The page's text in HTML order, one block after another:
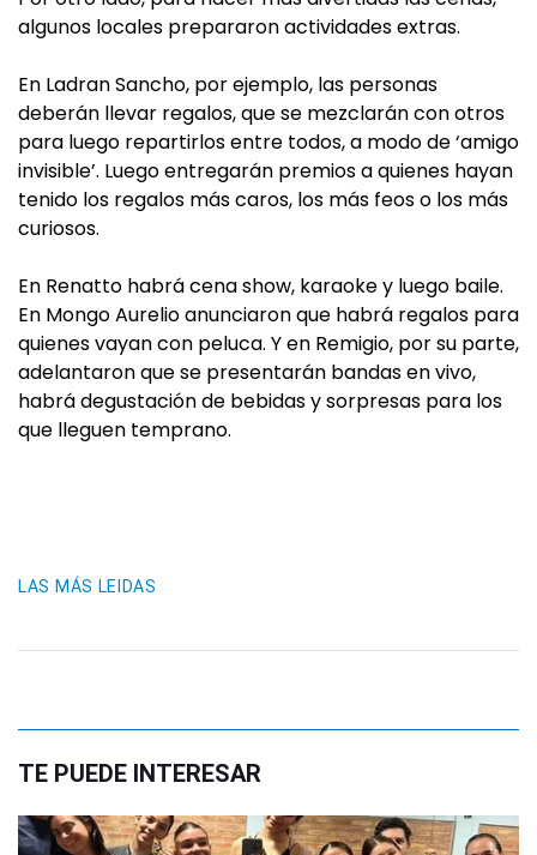
algunos locales prepararon actividades extras.
En Ladran Sancho, por ejemplo, las personas
deberán llevar regalos, que se mezclarán con otros
para luego repartirlos entre todos, a modo de ‘amigo
invisible’. Luego entregarán premios a quienes hayan
tenido los regalos más caros, los más feos o los más
curiosos.
En Renatto habrá cena show, karaoke y luego baile.
En Mongo Aurelio anunciaron que habrá regalos para
quienes vayan con peluca. Y en Remigio, por su parte,
adelantaron que se presentarán bandas en vivo,
habrá degustación de bebidas y sorpresas para los
que lleguen temprano.
LAS MÁS LEIDAS
TE PUEDE INTERESAR